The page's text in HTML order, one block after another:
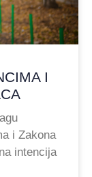
I
i Zakona
intencija